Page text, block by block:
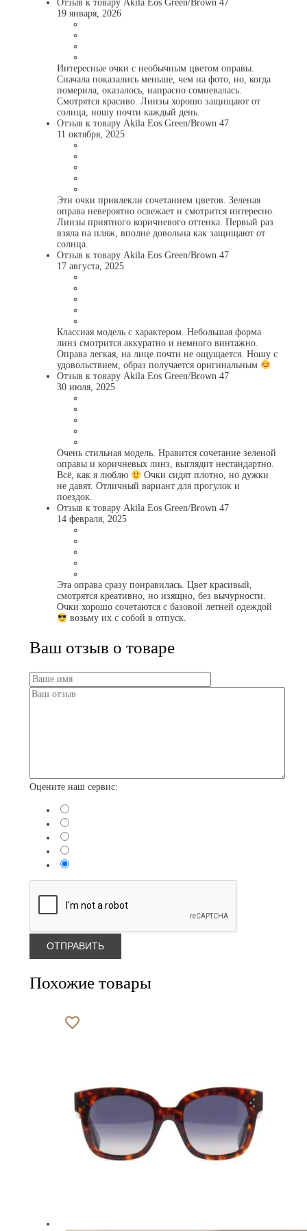
Отзыв к товару Akila Eos Green/Brown 47
19 января, 2026
Интересные очки с необычным цветом оправы.
Сначала показались меньше, чем на фото, но, когда
померила, оказалось, напрасно сомневалась.
Смотрятся красиво. Линзы хорошо защищают от
солнца, ношу почти каждый день.
Отзыв к товару Akila Eos Green/Brown 47
11 октября, 2025
Эти очки привлекли сочетанием цветов. Зеленая
оправа невероятно освежает и смотрится интересно.
Линзы приятного коричневого оттенка. Первый раз
взяла на пляж, вполне довольна как защищают от
солнца.
Отзыв к товару Akila Eos Green/Brown 47
17 августа, 2025
Классная модель с характером. Небольшая форма
линз смотрится аккуратно и немного винтажно.
Оправа легкая, на лице почти не ощущается. Ношу с
удовольствием, образ получается оригинальным
Отзыв к товару Akila Eos Green/Brown 47
30 июля, 2025
Очень стильная модель. Нравится сочетание зеленой
оправы и коричневых линз, выглядит нестандартно.
Всё, как я люблю
Очки сидят плотно, но дужки
не давят. Отличный вариант для прогулок и
поездок.
Отзыв к товару Akila Eos Green/Brown 47
14 февраля, 2025
Эта оправа сразу понравилась. Цвет красивый,
смотрятся креативно, но изящно, без вычурности.
Очки хорошо сочетаются с базовой летней одеждой
возьму их с собой в отпуск.
Ваш отзыв о товаре
Оцените наш сервис:
Похожие товары